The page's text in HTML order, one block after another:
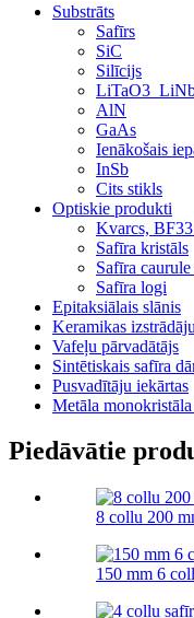
Substrāts
Safīrs
SiC
Silīcijs
AlN
GaAs
Ienākošais
InSb
Cits stikls
Optiskie produkti
Kvarcs,
Safīra kristāls
Safīra
Safīra logi
Epitaksiālais slānis
Keramikas
Vafeļu pārvadātājs
Sintētiskais safīra
Pusvadītāju iekārtas
Metāla
Piedāvātie
8 collu 200
150 mm 6